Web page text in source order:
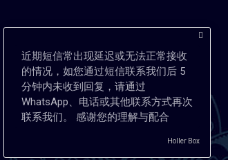
近期短信常出现延迟或无法正常接收
的情况，如您通过短信联系我们后 5
分钟内未收到回复，请通过
WhatsApp、电话或其他联系方式再次
联系我们。 感谢您的理解与配合
Holler Box